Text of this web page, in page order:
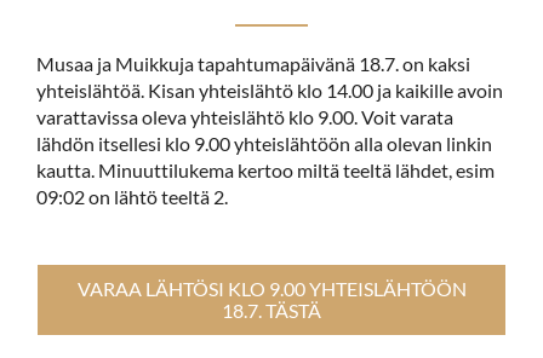
Musaa ja Muikkuja tapahtumapäivänä 18.7. on kaksi
yhteislähtöä. Kisan yhteislähtö klo 14.00 ja kaikille avoin
varattavissa oleva yhteislähtö klo 9.00. Voit varata
lähdön itsellesi klo 9.00 yhteislähtöön alla olevan linkin
kautta. Minuuttilukema kertoo miltä teeltä lähdet, esim
09:02 on lähtö teeltä 2.
VARAA LÄHTÖSI KLO 9.00 YHTEISLÄHTÖÖN
18.7. TÄSTÄ